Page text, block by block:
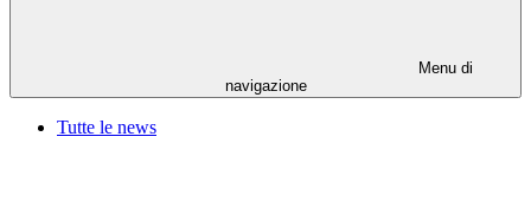
Menu di
navigazione
Tutte le news